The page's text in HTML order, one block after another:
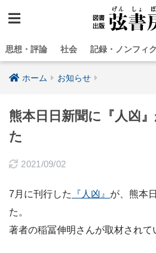
思想・評論 社会 記録・ノンフィ
ホーム お知らせ
熊本日日新聞に『人凶
た
2021/09/02
7月に刊行した 『人凶』 が、熊本
た。
著者の稲冨伸明さんが取材されて